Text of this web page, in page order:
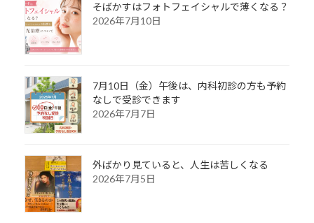
そばかすはフォトフェイシャルで薄くなる？
2026年7月10日
7月10日（金）午後は、内科初診の方も予約
なしで受診できます
2026年7月7日
外ばかり見ていると、人生は苦しくなる
2026年7月5日